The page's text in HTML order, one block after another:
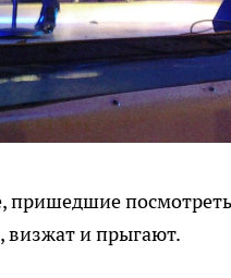
пришедшие
визжат и прыгают.